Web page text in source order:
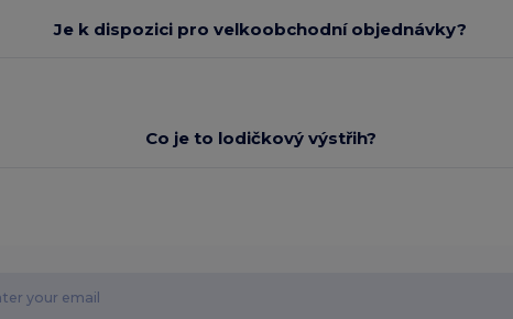
Je k dispozici pro velkoobchodní objednávky?
Co je to lodičkový výstřih?